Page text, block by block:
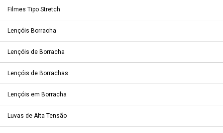
Filmes Tipo Stretch
Lençóis Borracha
Lençóis de Borracha
Lençóis de Borrachas
Lençóis em Borracha
Luvas de Alta Tensão